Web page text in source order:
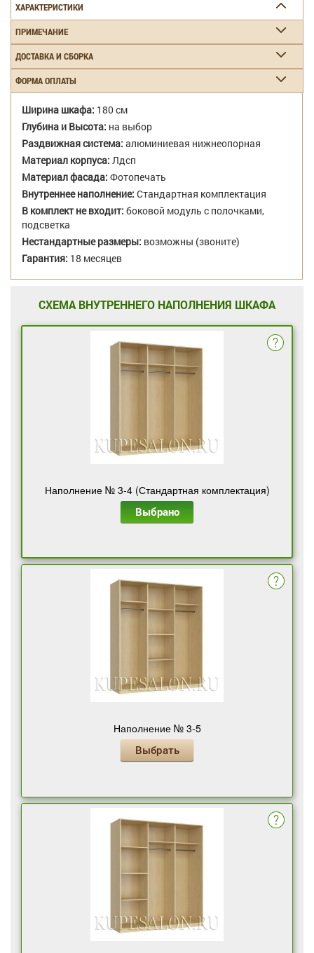
ХАРАКТЕРИСТИКИ
ПРИМЕЧАНИЕ
ДОСТАВКА И СБОРКА
ФОРМА ОПЛАТЫ
Ширина шкафа: 180 см
Глубина и Высота: на выбор
Раздвижная система: алюминиевая нижнеопорная
Материал корпуса: Лдсп
Материал фасада: Фотопечать
Внутреннее наполнение: Стандартная комплектация
В комплект не входит: боковой модуль с полочками,
подсветка
Нестандартные размеры: возможны (звоните)
Гарантия: 18 месяцев
СХЕМА ВНУТРЕННЕГО НАПОЛНЕНИЯ ШКАФА
Наполнение № 3-4 (Стандартная комплектация)
Выбрано
Наполнение № 3-5
Выбрать